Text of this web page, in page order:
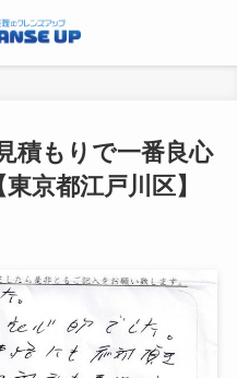
積もりで一番良心
京都江戸川区】